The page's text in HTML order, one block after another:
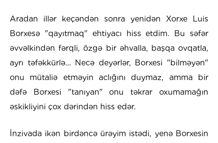
Aradan illər keçəndən sonra yenidən Xorxe Luis
Borxesə "qayıtmaq" ehtiyacı hiss etdim. Bu səfər
əvvəlkindən fərqli, özgə bir əhvalla, başqa ovqatla,
ayrı təfəkkürlə... Necə deyərlər, Borxesi "bilməyən"
onu mütaliə etməyin aclığını duymaz, amma bir
dəfə Borxesi "tanıyan" onu təkrar oxumamağın
əskikliyini çox dərindən hiss edər.
İnzivada ikən birdəncə ürəyim istədi, yenə Borxesin